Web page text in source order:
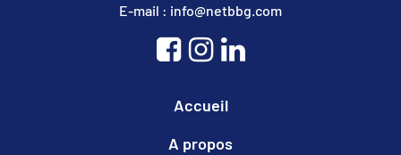
E-mail : info@netbbg.com
Accueil
A propos